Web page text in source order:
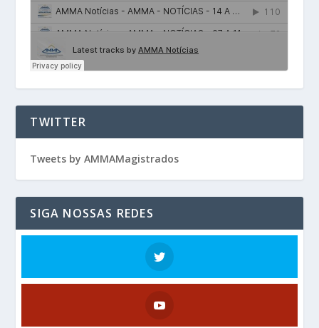
TWITTER
Tweets by AMMAMagistrados
SIGA NOSSAS REDES